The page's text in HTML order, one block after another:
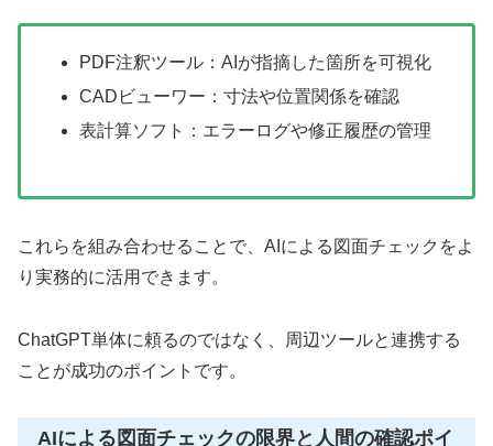
PDF注釈ツール：AIが指摘した箇所を可視化
CADビューワー：寸法や位置関係を確認
表計算ソフト：エラーログや修正履歴の管理
これらを組み合わせることで、AIによる図面チェックをよ
り実務的に活用できます。
ChatGPT単体に頼るのではなく、周辺ツールと連携する
ことが成功のポイントです。
AIによる図面チェックの限界と人間の確認ポイ